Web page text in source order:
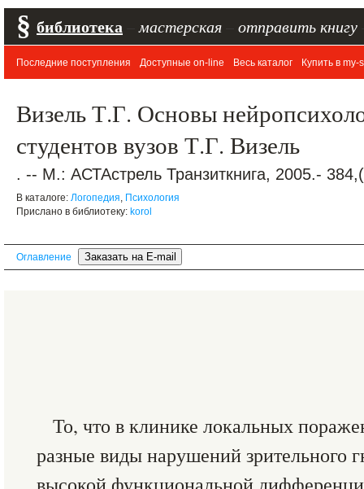
§ библиотека мастерская отправить книгу
Последние поступления Доступные on-line Весь каталог Купить в my-
Визель Т.Г. Основы
студентов вузов Т.Г. Визель
. -- М.: АСТАстрель Транзиткнига, 2005.-
В каталоге: Логопедия, Психология
Прислано в библиотеку: korol
Оглавление
То, что в клинике локальных
разные виды нарушений зрительного